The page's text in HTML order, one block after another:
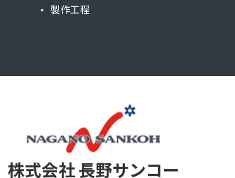
製作工程
株式会社 長野サンコー